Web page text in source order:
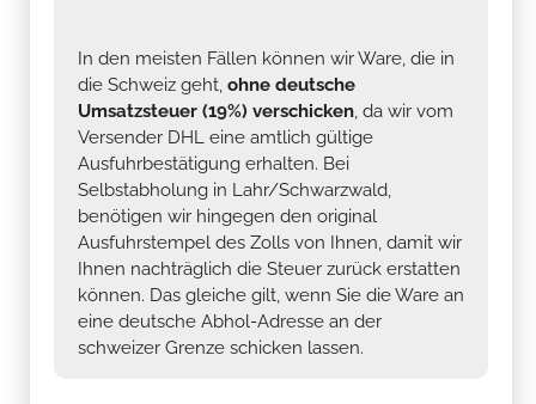
In den meisten Fällen können wir Ware, die in
die Schweiz geht, ohne deutsche
Umsatzsteuer (19%) verschicken, da wir vom
Versender DHL eine amtlich gültige
Ausfuhrbestätigung erhalten. Bei
Selbstabholung in Lahr/Schwarzwald,
benötigen wir hingegen den original
Ausfuhrstempel des Zolls von Ihnen, damit wir
Ihnen nachträglich die Steuer zurück erstatten
können. Das gleiche gilt, wenn Sie die Ware an
eine deutsche Abhol-Adresse an der
schweizer Grenze schicken lassen.